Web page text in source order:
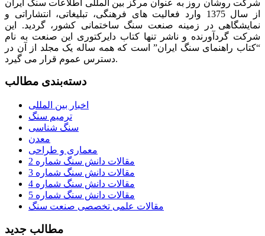
شرکت روشان روز به عنوان مرکز بین المللی اطلاعات سنگ ایران
از سال 1375 وارد فعالیت های فرهنگی، تبلیغاتی، انتشاراتی و
نمایشگاهی در زمینه صنعت سنگ ساختمانی کشور، گردید. این
شرکت گردآورنده و ناشر تنها کتاب دایرکتوری این صنعت به نام
“کتاب راهنمای سنگ ایران” است که همه ساله یک مجلد از آن در
دسترس عموم قرار می گیرد.
دسته‌بندی مطالب
اخبار بین المللی
ترمیم سنگ
سنگ شناسی
معدن
معماری و طراحی
مقالات دانش سنگ شماره 2
مقالات دانش سنگ شماره 3
مقالات دانش سنگ شماره 4
مقالات دانش سنگ شماره 5
مقالات علمی تخصصی صنعت سنگ
مطالب جدید